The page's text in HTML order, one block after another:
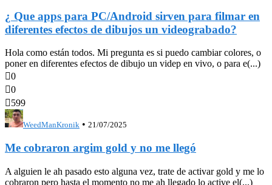
¿ Que apps para PC/Android sirven para filmar en
diferentes efectos de dibujos un videograbado?
Hola como están todos. Mi pregunta es si puedo cambiar colores, o
poner en diferentes efectos de dibujo un videp en vivo, o para e(...)
0
0
599
WeedManKronik • 21/07/2025
Me cobraron argim gold y no me llegó
A alguien le ah pasado esto alguna vez, trate de activar gold y me lo
cobraron pero hasta el momento no me ah llegado lo active el(...)